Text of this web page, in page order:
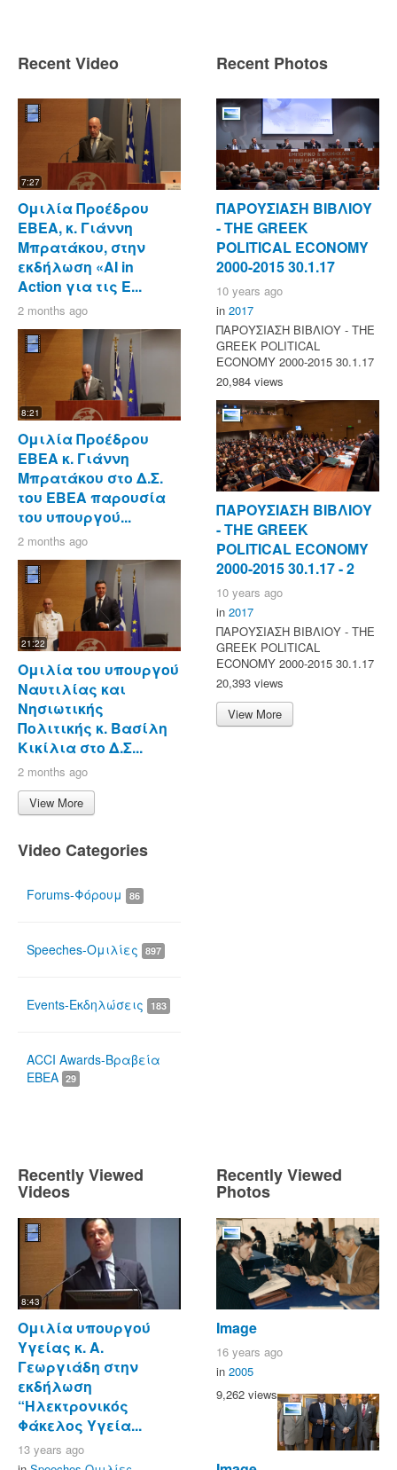
Recent Video
7:27
Ομιλία Προέδρου
ΕΒΕΑ, κ. Γιάννη
Μπρατάκου, στην
εκδήλωση «AI in
Action για τις Ε...
2 months ago
8:21
Ομιλία Προέδρου
ΕΒΕΑ κ. Γιάννη
Μπρατάκου στο Δ.Σ.
του ΕΒΕΑ παρουσία
του υπουργού...
2 months ago
21:22
Ομιλία του υπουργού
Ναυτιλίας και
Νησιωτικής
Πολιτικής κ. Βασίλη
Κικίλια στο Δ.Σ...
2 months ago
View More
Video Categories
Forums-Φόρουμ 86
Speeches-Ομιλίες 897
Events-Εκδηλώσεις 183
ACCI Awards-Βραβεία
ΕΒΕΑ 29
Recent Photos
ΠΑΡΟΥΣΙΑΣΗ ΒΙΒΛΙΟΥ
- ΤΗΕ GREEK
POLITICAL ECONOMY
2000-2015 30.1.17
10 years ago
in 2017
ΠΑΡΟΥΣΙΑΣΗ ΒΙΒΛΙΟΥ - ΤΗΕ
GREEK POLITICAL
ECONOMY 2000-2015 30.1.17
20,984 views
ΠΑΡΟΥΣΙΑΣΗ ΒΙΒΛΙΟΥ
- ΤΗΕ GREEK
POLITICAL ECONOMY
2000-2015 30.1.17 - 2
10 years ago
in 2017
ΠΑΡΟΥΣΙΑΣΗ ΒΙΒΛΙΟΥ - ΤΗΕ
GREEK POLITICAL
ECONOMY 2000-2015 30.1.17
20,393 views
View More
Recently Viewed
Videos
8:43
Ομιλία υπουργού
Υγείας κ. Α.
Γεωργιάδη στην
εκδήλωση
“Ηλεκτρονικός
Φάκελος Υγεία...
13 years ago
Recently Viewed
Photos
Image
16 years ago
in 2005
9,262 views